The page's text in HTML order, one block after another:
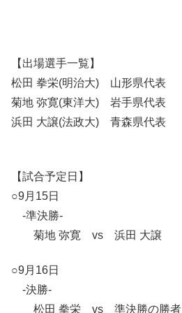
【出場選手一覧】
松田 拳栄(明治大) 山形県代表
菊地 弥寛(東洋大) 岩手県代表
浜田 大譲(法政大) 青森県代表
【試合予定日】
○9月15日
-準決勝-
菊地 弥寛 vs 浜田 大譲
○9月16日
-決勝-
松田 拳栄 vs 準決勝の勝者